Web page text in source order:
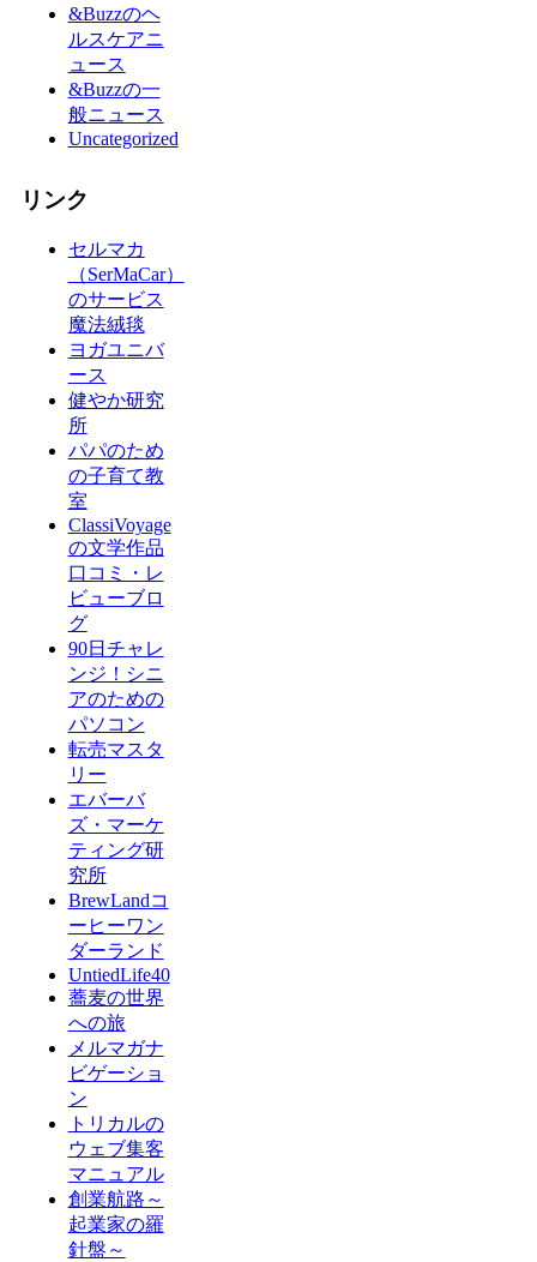
&Buzzのヘ
ルスケアニ
ュース
&Buzzの一
般ニュース
Uncategorized
リンク
セルマカ
（SerMaCar）
のサービス
魔法絨毯
ヨガユニバ
ース
健やか研究
所
パパのため
の子育て教
室
ClassiVoyage
の文学作品
口コミ・レ
ビューブロ
グ
90日チャレ
ンジ！シニ
アのための
パソコン
転売マスタ
リー
エバーバ
ズ・マーケ
ティング研
究所
BrewLandコ
ーヒーワン
ダーランド
UntiedLife40
蕎麦の世界
への旅
メルマガナ
ビゲーショ
ン
トリカルの
ウェブ集客
マニュアル
創業航路～
起業家の羅
針盤～